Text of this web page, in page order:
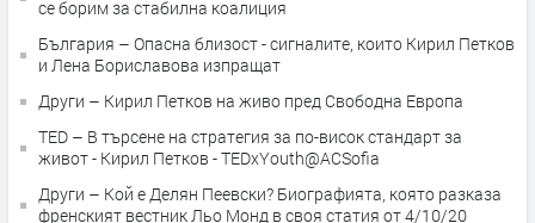
се борим за стабилна коалиция
България – Опасна близост - сигналите, които Кирил Петков
и Лена Бориславова изпращат
Други – Кирил Петков на живо пред Свободна Европа
TED – В търсене на стратегия за по-висок стандарт за
живот - Кирил Петков - TEDxYouth@ACSofia
Други – Кой е Делян Пеевски? Биографията, която разказа
френският вестник Льо Монд в своя статия от 4/10/20